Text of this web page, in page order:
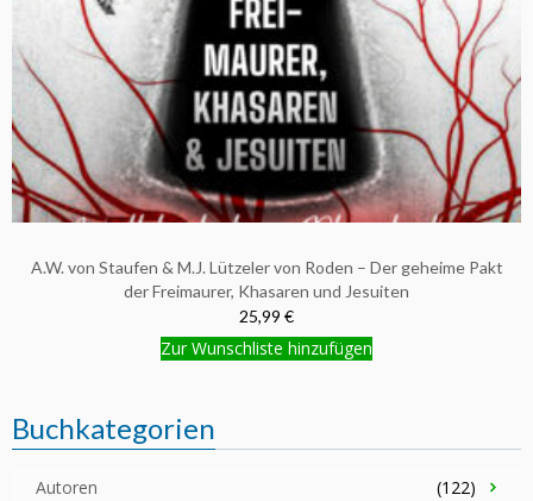
A.W. von Staufen & M.J. Lützeler von Roden – Der geheime Pakt
der Freimaurer, Khasaren und Jesuiten
25,99 €
Zur Wunschliste hinzufügen
Buchkategorien
Autoren
(122)